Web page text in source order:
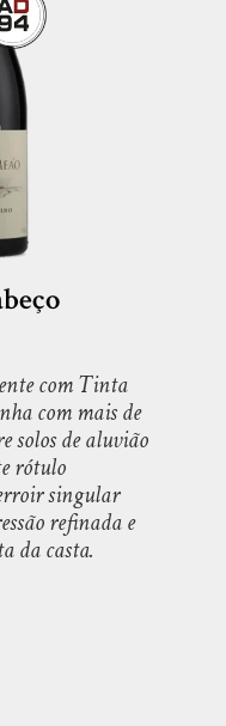
com Tinta
com mais de
solos de aluvião
rótulo
singular
refinada e
da casta.